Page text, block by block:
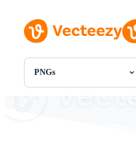
PNGs
Toutes Images